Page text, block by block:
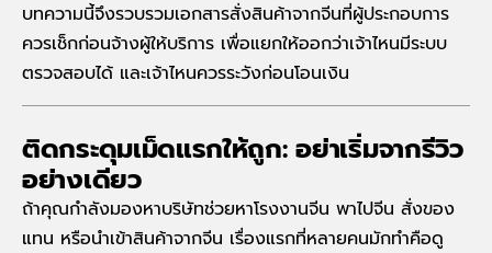
บทความนี้จึงรวบรวมเอกสารสั่งสินค้าจากจีนที่ผู้ประกอบการ
ควรเช็กก่อนจ้างผู้ให้บริการ เพื่อแยกให้ออกว่าเจ้าไหนมีระบบ
ตรวจสอบได้ และเจ้าไหนควรระวังก่อนโอนเงิน
ติดกระดุมเม็ดแรกให้ถูก: อย่าเริ่มจากรีวิว
อย่างเดียว
ถ้าคุณกำลังมองหาบริษัทช่วยหาโรงงานจีน พาไปจีน สั่งของ
แทน หรือนำเข้าสินค้าจากจีน เรื่องแรกที่หลายคนมักทำคือดู